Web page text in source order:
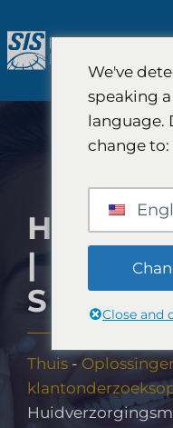
naar
de
|
Thuis -
We've
speaking
language.
change to:
Close and